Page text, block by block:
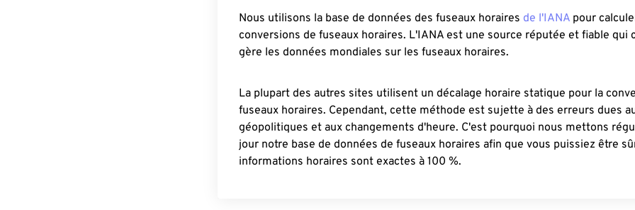
Nous utilisons la base de données des fuseaux horaires de l'IANA pour
conversions de fuseaux horaires. L'IANA est une source réputée et fiable qui
gère les données mondiales sur les fuseaux horaires.
La plupart des autres sites utilisent un décalage horaire statique pour la
fuseaux horaires. Cependant, cette méthode est sujette à des erreurs dues
géopolitiques et aux changements d'heure. C'est pourquoi nous mettons
jour notre base de données de fuseaux horaires afin que vous puissiez être
informations horaires sont exactes à 100 %.